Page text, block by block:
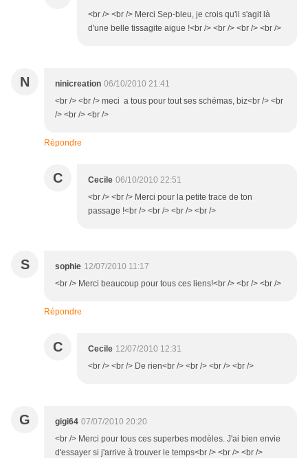
<br /> <br /> Merci Sep-bleu, je crois qu'il s'agit là
d'une belle tissagite aigue !<br /> <br /> <br /> <br />
N ninicreation 06/10/2010 21:41
<br /> <br /> meci a tous pour tout ses schémas, biz<br /> <br
/> <br /> <br />
Répondre
C Cecile 06/10/2010 22:51
<br /> <br /> Merci pour la petite trace de ton
passage !<br /> <br /> <br /> <br />
S sophie 12/07/2010 11:17
<br /> Merci beaucoup pour tous ces liens!<br /> <br /> <br />
Répondre
C Cecile 12/07/2010 12:31
<br /> <br /> De rien<br /> <br /> <br /> <br />
G gigi64 07/07/2010 20:20
<br /> Merci pour tous ces superbes modèles. J'ai bien envie
d'essayer si j'arrive à trouver le temps<br /> <br /> <br />